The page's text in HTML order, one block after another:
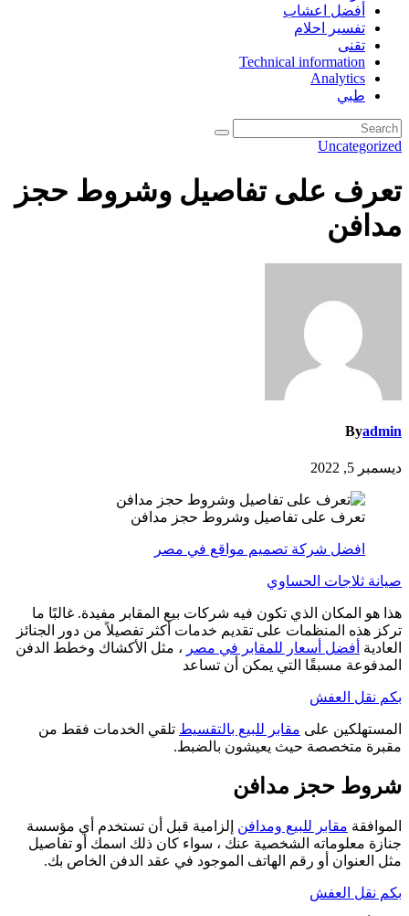
أفضل اعشاب
تفسير احلام
تقنى
Technical information
Analytics
طبي
Uncategorized
تعرف على تفاصيل وشروط حجز
مدافن
Byadmin
ديسمبر 5, 2022
تعرف على تفاصيل وشروط حجز مدافن
افضل شركة تصميم مواقع في مصر
صيانة ثلاجات الحساوي
هذا هو المكان الذي تكون فيه شركات بيع المقابر مفيدة. غالبًا ما
تركز هذه المنظمات على تقديم خدمات أكثر تفصيلاً من دور الجنائز
العادية أفضل أسعار للمقابر في مصر ، مثل الأكشاك وخطط الدفن
المدفوعة مسبقًا التي يمكن أن تساعد
بكم نقل العفش
المستهلكين على مقابر للبيع بالتقسيط تلقي الخدمات فقط من
مقبرة متخصصة حيث يعيشون بالضبط.
شروط حجز مدافن
الموافقة مقابر للبيع ومدافن إلزامية قبل أن تستخدم أي مؤسسة
جنازة معلوماته الشخصية عنك ، سواء كان ذلك اسمك أو تفاصيل
مثل العنوان أو رقم الهاتف الموجود في عقد الدفن الخاص بك.
بكم نقل العفش